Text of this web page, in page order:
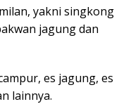
yakni singkong
jagung dan
es jagung, es
lainnya.